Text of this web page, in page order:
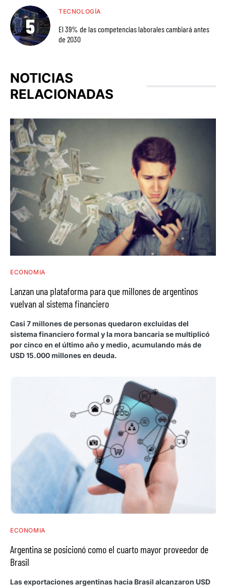
TECNOLOGÍA
El 39% de las competencias laborales cambiará antes
de 2030
NOTICIAS
RELACIONADAS
ECONOMIA
Lanzan una plataforma para que millones de argentinos
vuelvan al sistema financiero
Casi 7 millones de personas quedaron excluidas del
sistema financiero formal y la mora bancaria se multiplicó
por cinco en el último año y medio, acumulando más de
USD 15.000 millones en deuda.
ECONOMIA
Argentina se posicionó como el cuarto mayor proveedor de
Brasil
Las exportaciones argentinas hacia Brasil alcanzaron USD